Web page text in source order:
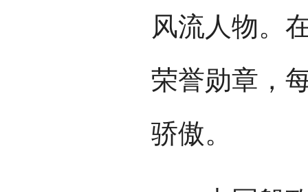
风流人物。
荣誉勋章，
骄傲。